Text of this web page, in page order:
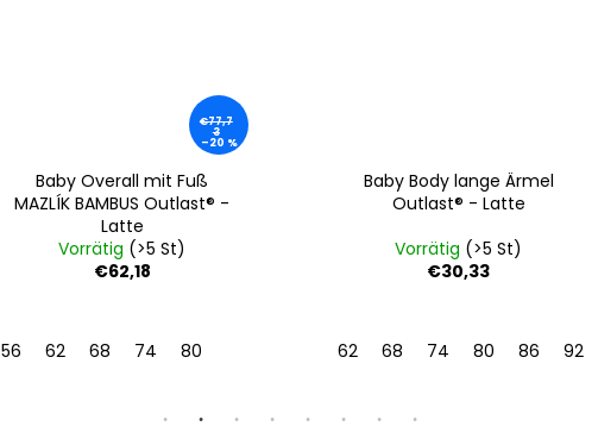
€77,7
3
–20 %
Baby Overall mit Fuß
MAZLÍK BAMBUS Outlast® -
Latte
Vorrätig (>5 St)
€62,18
56 62 68 74 80
Baby Body lange Ärmel
Outlast® - Latte
Vorrätig (>5 St)
€30,33
62 68 74 80 86 92